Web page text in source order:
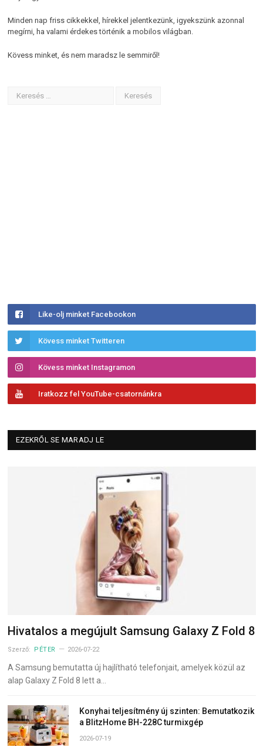
Minden nap friss cikkekkel, hírekkel jelentkezünk, igyekszünk azonnal
megírni, ha valami érdekes történik a mobilos világban.
Kövess minket, és nem maradsz le semmiről!
Like-olj minket Facebookon
Kövess minket Twitteren
Kövess minket Instagramon
Iratkozz fel YouTube-csatornánkra
EZEKRŐL SE MARADJ LE
Hivatalos a megújult Samsung Galaxy Z Fold 8
Szerző: PÉTER 2026-07-22
A Samsung bemutatta új hajlítható telefonjait, amelyek közül az
alap Galaxy Z Fold 8 lett a…
Konyhai teljesítmény új szinten: Bemutatkozik
a BlitzHome BH-228C turmixgép
2026-07-19